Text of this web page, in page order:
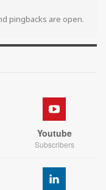
pingbacks are open.
Youtube
Subscribers